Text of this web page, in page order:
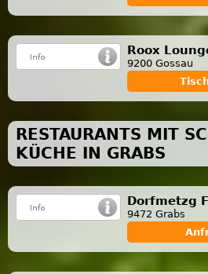
Roox
9200 Gossau
RESTAURANTS MIT
KÜCHE IN GRABS
Dorfmetzg
9472 Grabs